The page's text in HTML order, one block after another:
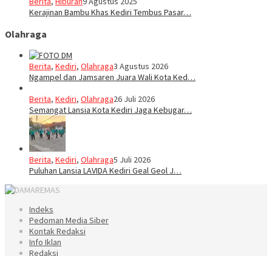
Kerajinan Bambu Khas Kediri Tembus Pasar…
Olahraga
Berita, Kediri, Olahraga3 Agustus 2026
Ngampel dan Jamsaren Juara Wali Kota Ked…
Berita, Kediri, Olahraga26 Juli 2026
Semangat Lansia Kota Kediri Jaga Kebugar…
Berita, Kediri, Olahraga5 Juli 2026
Puluhan Lansia LAVIDA Kediri Geal Geol J…
Indeks
Pedoman Media Siber
Kontak Redaksi
Info Iklan
Redaksi